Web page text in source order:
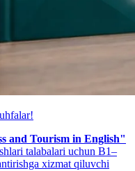
and Tourism in English"
talabalari uchun B1–
xizmat qiluvchi